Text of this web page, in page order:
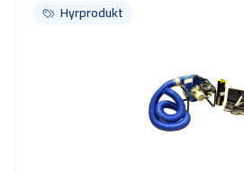
Hyrprodukt
Hyrprodukt